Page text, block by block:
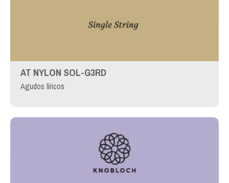
AT NYLON SOL-G3RD
Agudos líricos